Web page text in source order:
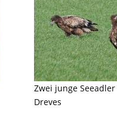
Zwei junge Seeadler
Dreves